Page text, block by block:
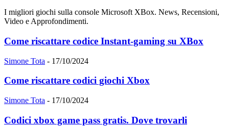
I migliori giochi sulla console Microsoft XBox. News, Recensioni,
Video e Approfondimenti.
Come riscattare codice Instant-gaming su XBox
Simone Tota - 17/10/2024
Come riscattare codici giochi Xbox
Simone Tota - 17/10/2024
Codici xbox game pass gratis. Dove trovarli